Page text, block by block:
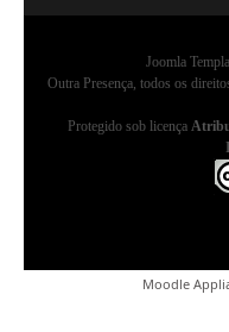
Joomla
Outra Presença, todos os
Protegido sob licença
Moodle